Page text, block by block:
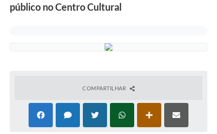
público no Centro Cultural
COMPARTILHAR